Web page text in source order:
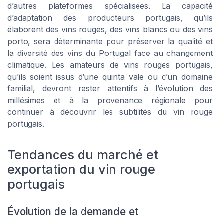
d’autres plateformes spécialisées. La capacité
d’adaptation des producteurs portugais, qu’ils
élaborent des vins rouges, des vins blancs ou des vins
porto, sera déterminante pour préserver la qualité et
la diversité des vins du Portugal face au changement
climatique. Les amateurs de vins rouges portugais,
qu’ils soient issus d’une quinta vale ou d’un domaine
familial, devront rester attentifs à l’évolution des
millésimes et à la provenance régionale pour
continuer à découvrir les subtilités du vin rouge
portugais.
Tendances du marché et
exportation du vin rouge
portugais
Évolution de la demande et